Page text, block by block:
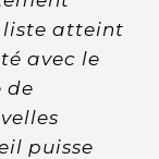
liste atteint
avec le
de
puisse